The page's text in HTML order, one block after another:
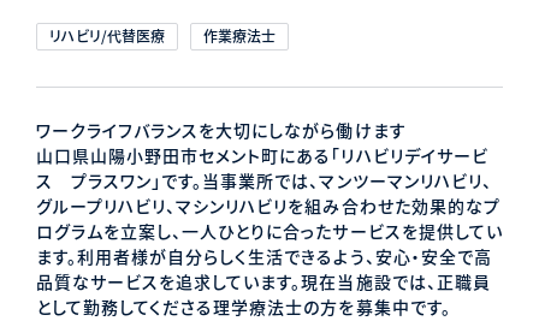
リハビリ/代替医療 作業療法士
ワークライフバランスを大切にしながら働けます
山口県山陽小野田市セメント町にある「リハビリデイサービ
ス プラスワン」です。当事業所では、マンツーマンリハビリ、
グループリハビリ、マシンリハビリを組み合わせた効果的なプ
ログラムを立案し、一人ひとりに合ったサービスを提供してい
ます。利用者様が自分らしく生活できるよう、安心・安全で高
品質なサービスを追求しています。現在当施設では、正職員
として勤務してくださる理学療法士の方を募集中です。